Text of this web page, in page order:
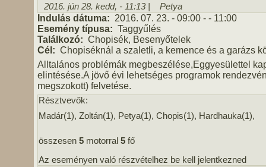
2016. jún 28. kedd, - 11:13 | Petya
Indulás dátuma: 2016. 07. 23. - 09:00 - - 11:00
Esemény típusa: Taggyűlés
Találkozó: Chopisék, Besenyőtelek
Cél: Chopiséknál a szaletli, a kemence és a garázs
Alltalános problémák megbeszélése,Eggyesülettel
elintésése.A jövő évi lehetséges programok
megszokott) felvetése.
Résztvevők:
Madár(1), Zoltán(1), Petya(1), Chopis(1), Hardhauka(1),
összesen 5 motorral 5 fő
Az eseményen való részvételhez be kell jelentkezned